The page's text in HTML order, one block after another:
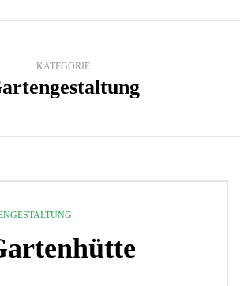
KATEGORIE